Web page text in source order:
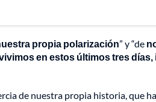
propia polarización” y “de
en estos últimos tres
de nuestra propia historia, que